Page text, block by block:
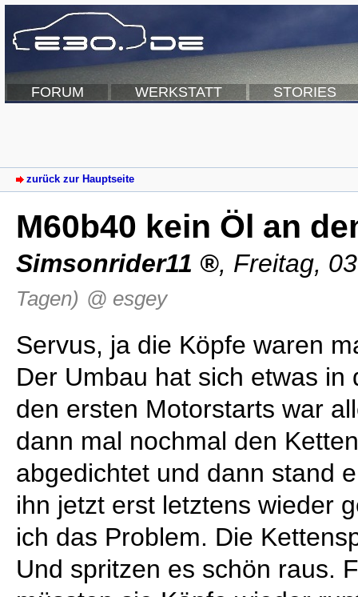
FORUM WERKSTATT STORIES
zurück zur Hauptseite
M60b40 kein Öl an
Simsonrider11 , Freitag,
Tagen) @ esgey
Servus, ja die Köpfe waren
Der Umbau hat sich etwas in
den ersten Motorstarts war
dann mal nochmal den
abgedichtet und dann stand
ihn jetzt erst letztens wieder
ich das Problem. Die
Und spritzen es schön raus.